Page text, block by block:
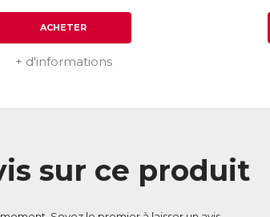
ACHETER
+ d'informations
sur ce produit